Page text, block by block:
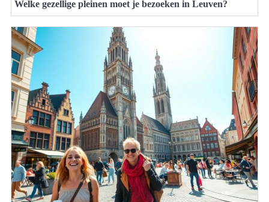
Welke gezellige pleinen moet je bezoeken in Leuven?